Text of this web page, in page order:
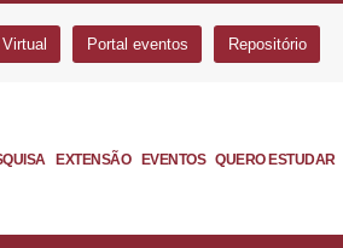
Portal eventos Repositório
EXTENSÃO EVENTOS QUERO ESTUDAR